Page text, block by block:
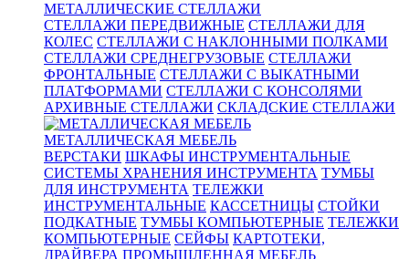
МЕТАЛЛИЧЕСКИЕ СТЕЛЛАЖИ
СТЕЛЛАЖИ ПЕРЕДВИЖНЫЕ СТЕЛЛАЖИ ДЛЯ
КОЛЕС СТЕЛЛАЖИ С НАКЛОННЫМИ ПОЛКАМИ
СТЕЛЛАЖИ СРЕДНЕГРУЗОВЫЕ СТЕЛЛАЖИ
ФРОНТАЛЬНЫЕ СТЕЛЛАЖИ С ВЫКАТНЫМИ
ПЛАТФОРМАМИ СТЕЛЛАЖИ С КОНСОЛЯМИ
АРХИВНЫЕ СТЕЛЛАЖИ СКЛАДСКИЕ СТЕЛЛАЖИ
МЕТАЛЛИЧЕСКАЯ МЕБЕЛЬ
ВЕРСТАКИ ШКАФЫ ИНСТРУМЕНТАЛЬНЫЕ
СИСТЕМЫ ХРАНЕНИЯ ИНСТРУМЕНТА ТУМБЫ
ДЛЯ ИНСТРУМЕНТА ТЕЛЕЖКИ
ИНСТРУМЕНТАЛЬНЫЕ КАССЕТНИЦЫ СТОЙКИ
ПОДКАТНЫЕ ТУМБЫ КОМПЬЮТЕРНЫЕ ТЕЛЕЖКИ
КОМПЬЮТЕРНЫЕ СЕЙФЫ КАРТОТЕКИ,
ДРАЙВЕРА ПРОМЫШЛЕННАЯ МЕБЕЛЬ